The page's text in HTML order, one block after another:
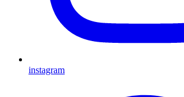
instagram